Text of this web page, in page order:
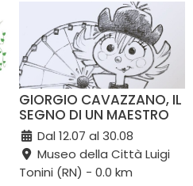
GIORGIO CAVAZZANO, IL
SEGNO DI UN MAESTRO
Dal 12.07 al 30.08
Museo della Città Luigi
Tonini (RN) - 0.0 km